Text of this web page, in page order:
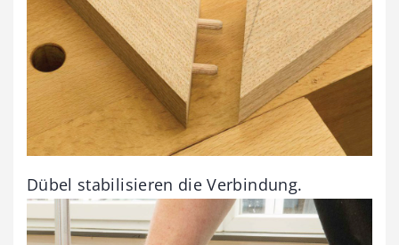
Dübel stabilisieren die Verbindung.